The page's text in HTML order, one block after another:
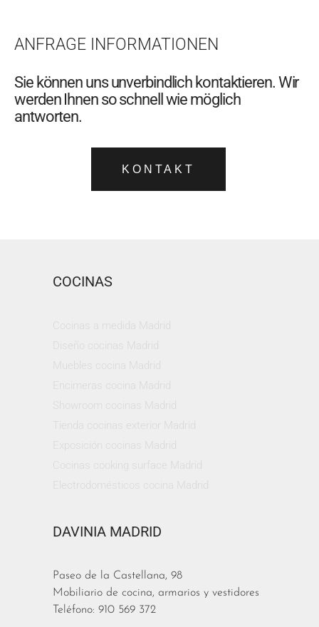
ANFRAGE INFORMATIONEN
Sie können uns unverbindlich kontaktieren. Wir
werden Ihnen so schnell wie möglich
antworten.
KONTAKT
COCINAS
DAVINIA MADRID
Paseo de la Castellana, 98
Mobiliario de cocina, armarios y vestidores
Teléfono: 910 569 372